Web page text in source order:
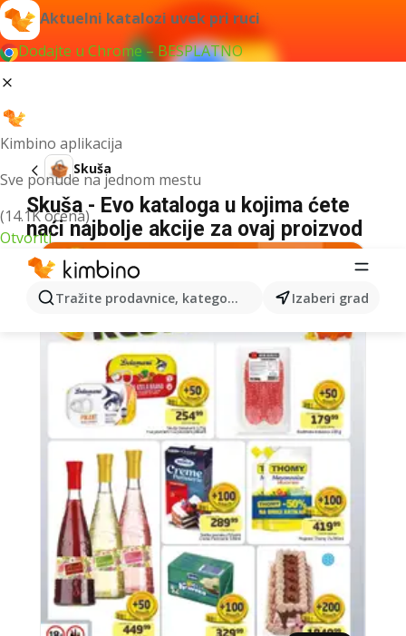
Aktuelni katalozi uvek pri ruci
Dodajte u Chrome – BESPLATNO
Kimbino aplikacija
Sve ponude na jednom mestu
(14.1K ocena)
Otvoriti
Tražite prodavnice, kategorije, proizvode...Izaberi grad
Skuša
Skuša - Evo kataloga u kojima ćete
naći najbolje akcije za ovaj proizvod